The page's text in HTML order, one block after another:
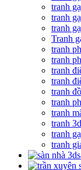
tranh
tranh
tranh
Tranh
tranh
tranh
tranh
tranh
tranh
tranh
tranh
tranh
tranh
tranh